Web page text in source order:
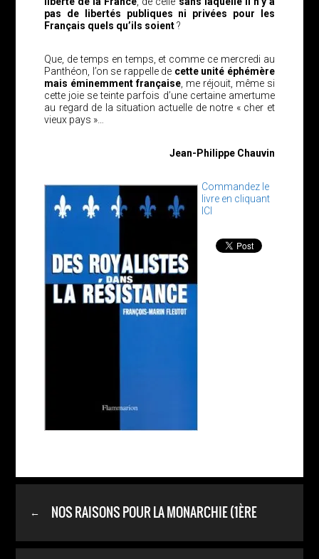
pas de libertés publiques ni privées pour les
Français quels qu’ils soient?
Que, de temps en temps, et comme ce mercredi au
Panthéon, l’on se rappelle de cette unité éphémère
mais éminemment française , me réjouit, même si
cette joie se teinte parfois d’une certaine amertume
au regard de la situation actuelle de notre « cher et
vieux pays »…
Jean-Philippe Chauvin
Commandez le
livre en cliquant
ICI
← NOS RAISONS POUR LA MONARCHIE (1ÈRE